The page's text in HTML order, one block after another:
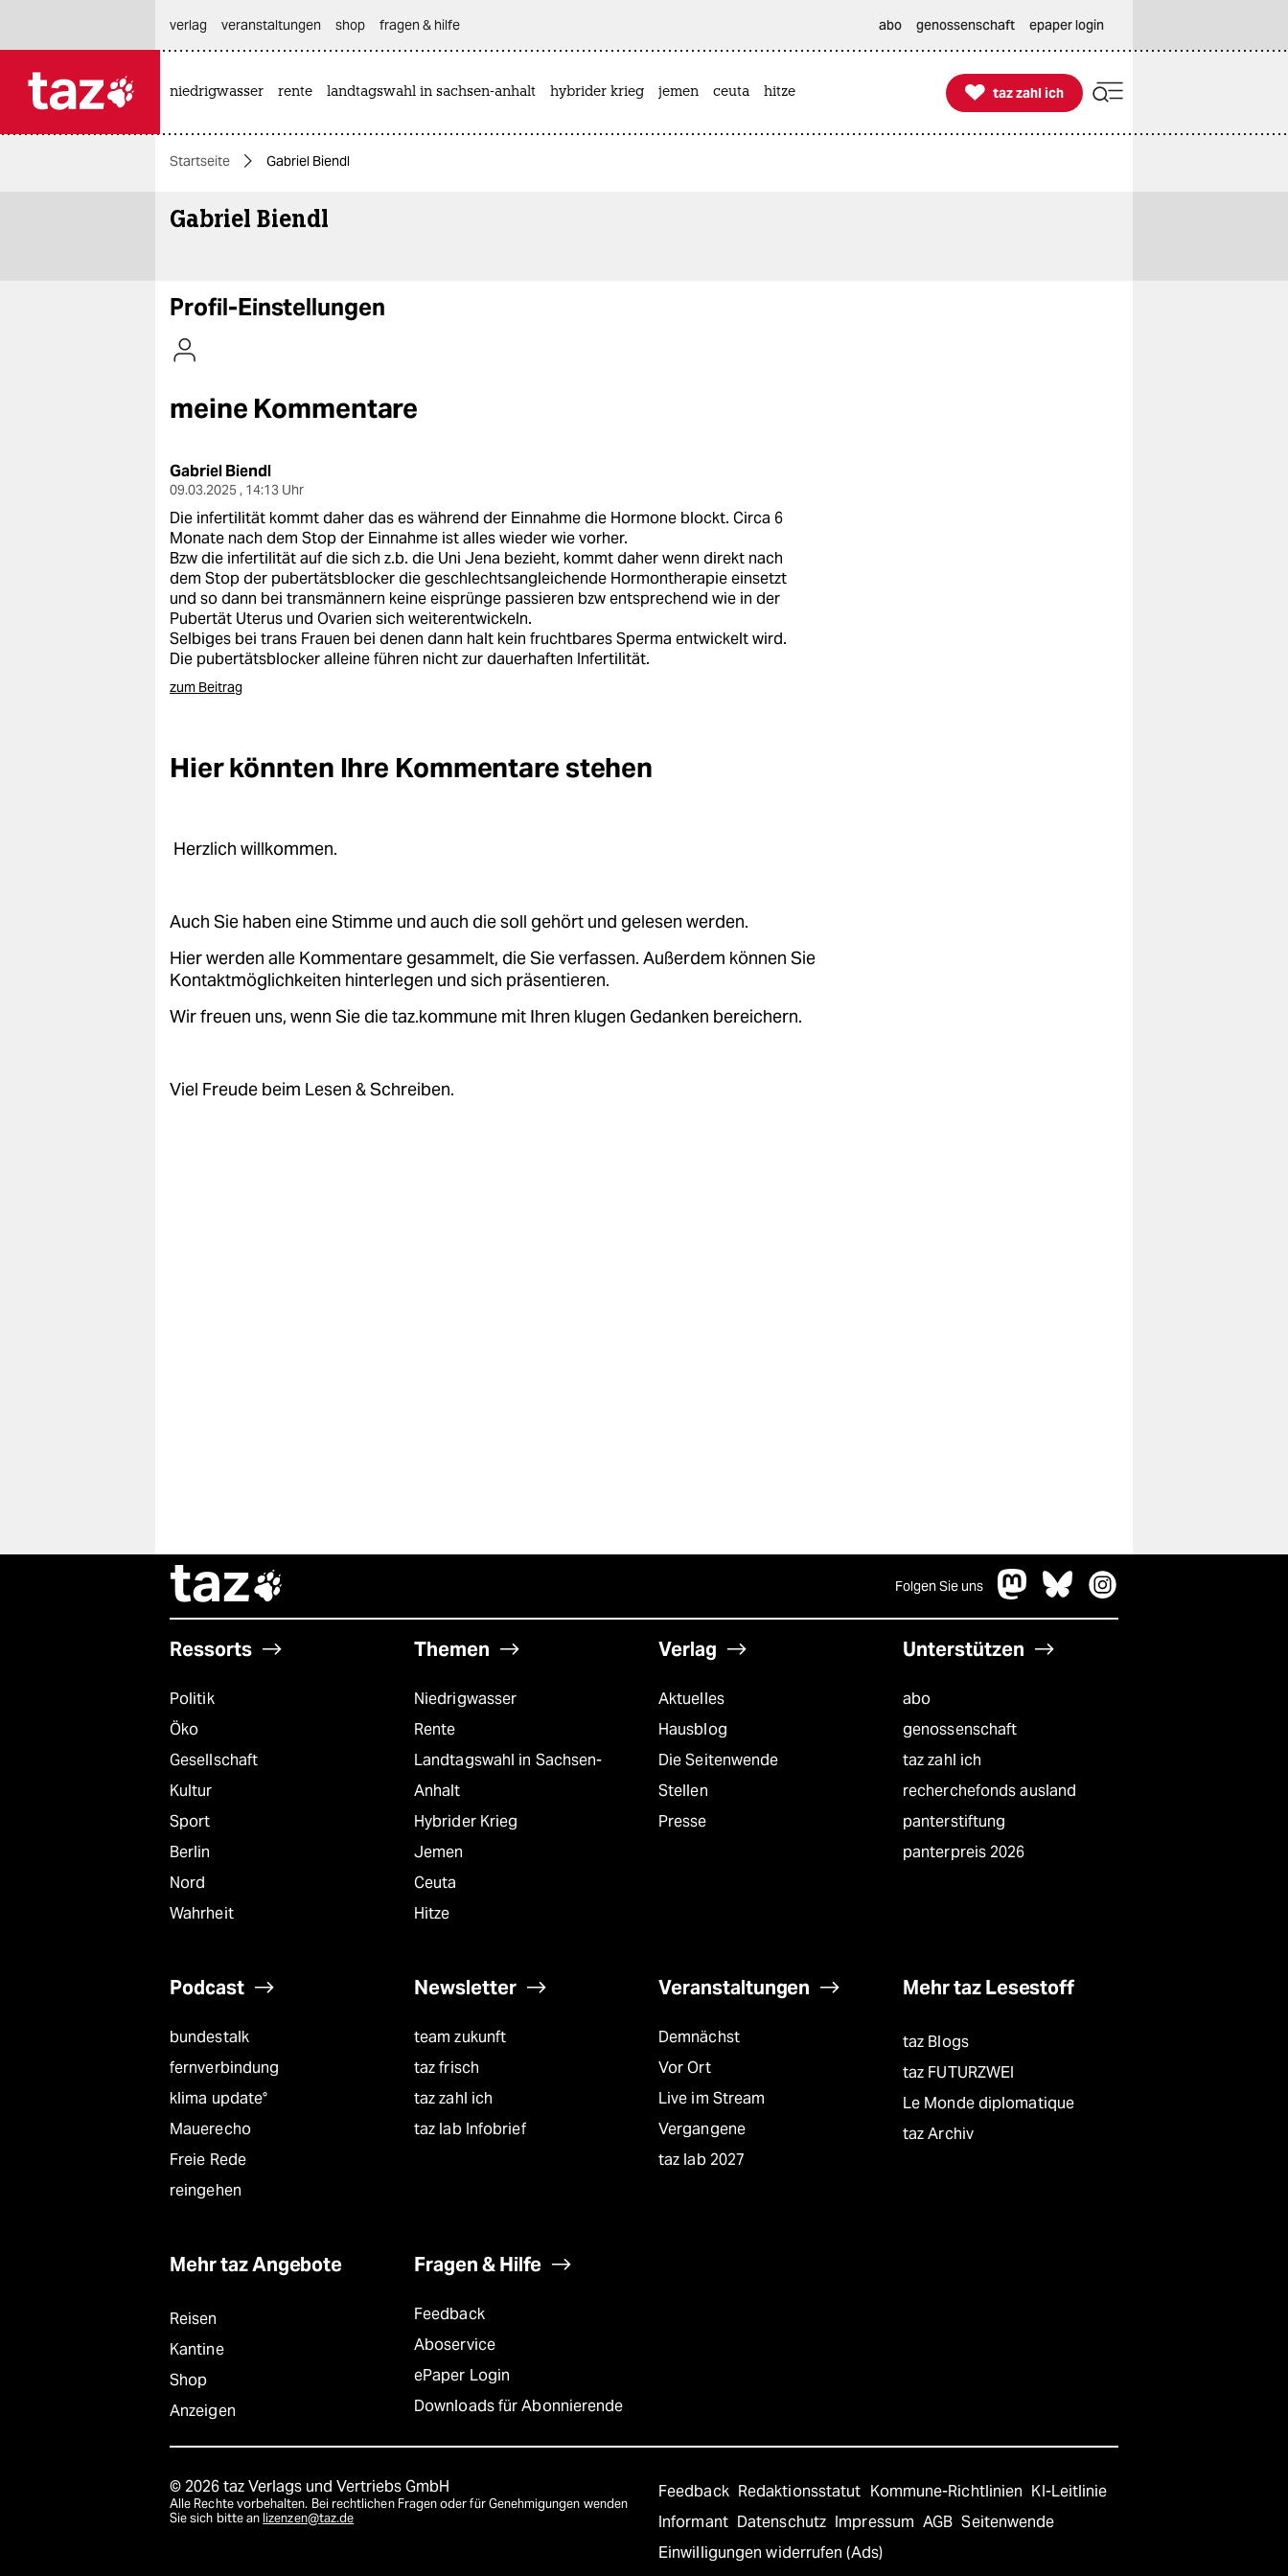
themen
politik
gesellschaft
kultur
nord
wahrheit
verlag
verlag
veranstaltungen
shop
verlag
veranstaltungen shop fragen & hilfe abo genossenschaft epaper login
niedrigwasser rente landtagswahl in sachsen-anhalt hybrider krieg jemen ceuta hitze 
taz zahl ich
taz zahl ich
Startseite Gabriel Biendl
Gabriel Biendl
Profil-Einstellungen
meine Kommentare
Gabriel Biendl
09.03.2025 , 14:13 Uhr
Die infertilität kommt daher das es während der Einnahme die Hormone blockt. Circa 6
Monate nach dem Stop der Einnahme ist alles wieder wie vorher.
Bzw die infertilität auf die sich z.b. die Uni Jena bezieht, kommt daher wenn direkt nach
dem Stop der pubertätsblocker die geschlechtsangleichende Hormontherapie einsetzt
und so dann bei transmännern keine eisprünge passieren bzw entsprechend wie in der
Pubertät Uterus und Ovarien sich weiterentwickeln.
Selbiges bei trans Frauen bei denen dann halt kein fruchtbares Sperma entwickelt wird.
Die pubertätsblocker alleine führen nicht zur dauerhaften Infertilität.
zum Beitrag
Hier könnten Ihre Kommentare stehen
Herzlich willkommen.
Auch Sie haben eine Stimme und auch die soll gehört und gelesen werden.
Hier werden alle Kommentare gesammelt, die Sie verfassen. Außerdem können Sie
Kontaktmöglichkeiten hinterlegen und sich präsentieren.
Wir freuen uns, wenn Sie die taz.kommune mit Ihren klugen Gedanken bereichern.
Viel Freude beim Lesen & Schreiben.
taz Folgen Sie uns
Ressorts
Politik
Öko
Gesellschaft
Kultur
Sport
Berlin
Nord
Wahrheit
Themen
Niedrigwasser
Rente
Landtagswahl in Sachsen-
Anhalt
Hybrider Krieg
Jemen
Ceuta
Hitze
Verlag
Aktuelles
Hausblog
Die Seitenwende
Stellen
Presse
Unterstützen
abo
genossenschaft
taz zahl ich
recherchefonds ausland
panterstiftung
panterpreis 2026
Podcast
bundestalk
fernverbindung
klima update°
Mauerecho
Freie Rede
reingehen
Newsletter
team zukunft
taz frisch
taz zahl ich
taz lab Infobrief
Veranstaltungen
Demnächst
Vor Ort
Live im Stream
Vergangene
taz lab 2027
Mehr taz Lesestoff
taz Blogs
taz FUTURZWEI
Le Monde diplomatique
taz Archiv
Mehr taz Angebote
Reisen
Kantine
Shop
Anzeigen
Fragen & Hilfe
Feedback
Aboservice
ePaper Login
Downloads für Abonnierende
© 2026 taz Verlags und Vertriebs GmbH
Alle Rechte vorbehalten. Bei rechtlichen Fragen oder für Genehmigungen wenden
Sie sich bitte an lizenzen@taz.de
Feedback Redaktionsstatut Kommune-Richtlinien KI-Leitlinie
Informant Datenschutz Impressum AGB Seitenwende
Einwilligungen widerrufen (Ads)